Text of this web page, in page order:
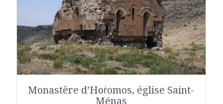
Monastère d’Hoṙomos, église Saint-
Ménas